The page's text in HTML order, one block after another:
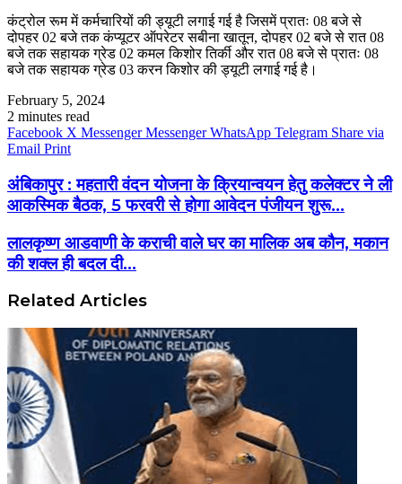
कंट्रोल रूम में कर्मचारियों की ड्यूटी लगाई गई है जिसमें प्रातः 08 बजे से
दोपहर 02 बजे तक कंप्यूटर ऑपरेटर सबीना खातून, दोपहर 02 बजे से रात 08
बजे तक सहायक ग्रेड 02 कमल किशोर तिर्की और रात 08 बजे से प्रातः 08
बजे तक सहायक ग्रेड 03 करन किशोर की ड्यूटी लगाई गई है।
February 5, 2024
2 minutes read
Facebook X Messenger Messenger WhatsApp Telegram Share via
Email Print
अंबिकापुर : महतारी वंदन योजना के क्रियान्वयन हेतु कलेक्टर ने ली
आकस्मिक बैठक, 5 फरवरी से होगा आवेदन पंजीयन शुरू...
लालकृष्ण आडवाणी के कराची वाले घर का मालिक अब कौन, मकान
की शक्ल ही बदल दी...
Related Articles